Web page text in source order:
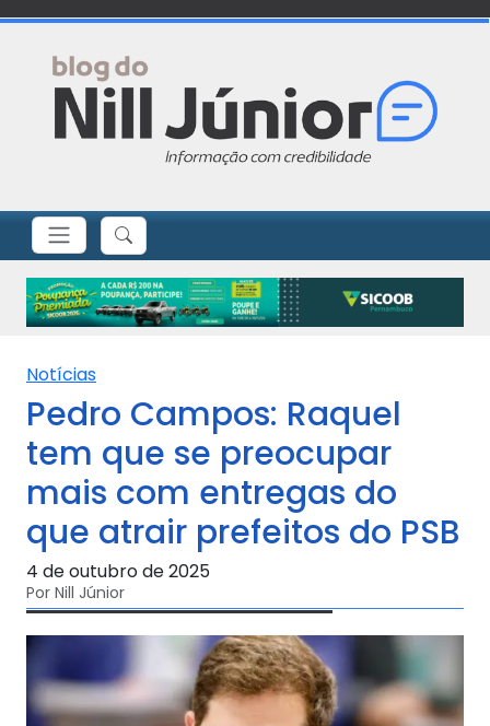
Notícias
Pedro Campos: Raquel
tem que se preocupar
mais com entregas do
que atrair prefeitos do PSB
4 de outubro de 2025
Por Nill Júnior